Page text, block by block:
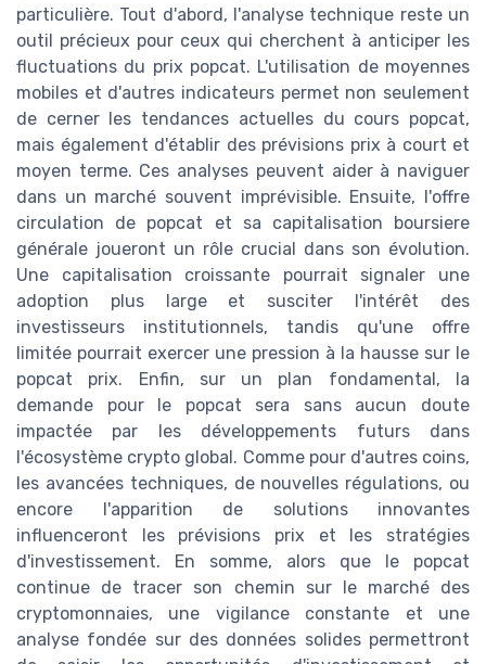
particulière. Tout d'abord, l'analyse technique reste un
outil précieux pour ceux qui cherchent à anticiper les
fluctuations du prix popcat. L'utilisation de moyennes
mobiles et d'autres indicateurs permet non seulement
de cerner les tendances actuelles du cours popcat,
mais également d'établir des prévisions prix à court et
moyen terme. Ces analyses peuvent aider à naviguer
dans un marché souvent imprévisible. Ensuite, l'offre
circulation de popcat et sa capitalisation boursiere
générale joueront un rôle crucial dans son évolution.
Une capitalisation croissante pourrait signaler une
adoption plus large et susciter l'intérêt des
investisseurs institutionnels, tandis qu'une offre
limitée pourrait exercer une pression à la hausse sur le
popcat prix. Enfin, sur un plan fondamental, la
demande pour le popcat sera sans aucun doute
impactée par les développements futurs dans
l'écosystème crypto global. Comme pour d'autres coins,
les avancées techniques, de nouvelles régulations, ou
encore l'apparition de solutions innovantes
influenceront les prévisions prix et les stratégies
d'investissement. En somme, alors que le popcat
continue de tracer son chemin sur le marché des
cryptomonnaies, une vigilance constante et une
analyse fondée sur des données solides permettront